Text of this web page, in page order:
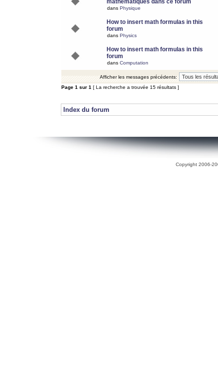
mathématiques dans ce forum
dans Physique
How to insert math formulas in this
forum
dans Physics
How to insert math formulas in this
forum
dans Computation
Afficher les messages précédents:
Page 1 sur 1 [ La recherche a trouvée 15 résultats ]
Index du forum
Copyright 2006-